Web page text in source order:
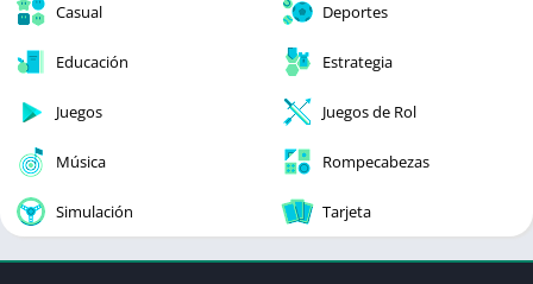
Casual Deportes
Educación Estrategia
Juegos Juegos de Rol
Música Rompecabezas
Simulación Tarjeta